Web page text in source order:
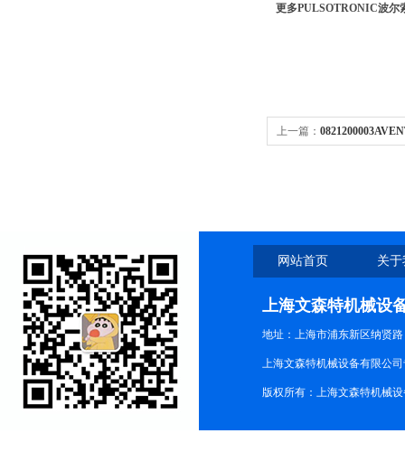
更多PULSOTRONIC波尔
上一篇：
网站首页 关
上海文森特机械设
地址：上海市浦东新区纳贤路
上海文森特机械设备有限公
版权所有：上海文森特机械